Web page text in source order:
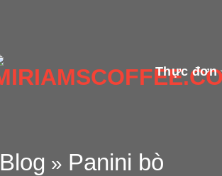
Thực đơn
Blog » Panini bò